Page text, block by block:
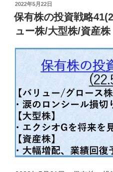
投
稿
日:
2022年5月22日
保有株の投資戦略
ュー株/大型株/資産株